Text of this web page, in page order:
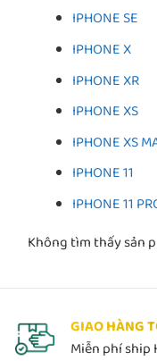
IPHONE SE
IPHONE X
IPHONE XR
IPHONE XS
IPHONE XS
IPHONE 11
IPHONE 11
Không tìm thấy sản
GIAO HÀNG
Miễn phí ship